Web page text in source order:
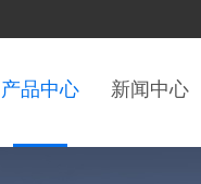
产品中心 新闻中心